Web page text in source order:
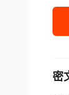
密